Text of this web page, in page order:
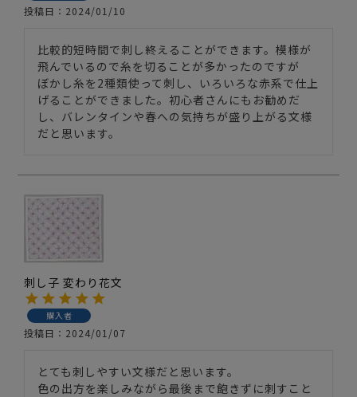
投稿日 2024/01/10
比較的短時間で刺し終えることができます。模様が
飛んでいるので糸を切ることが多かったのですが
ぼかし糸を2種類使って刺し、いろいろな赤系で仕上
げることができました。初心者さんにもお勧めだ
し、バレンタインや春への気持ちが盛り上がる文様
だと思います。
刺し子 変わり花文
購入者
投稿日 2024/01/07
とても刺しやすい文様だと思います。
色の出方を楽しみながら最後まで飽きずに刺すこと